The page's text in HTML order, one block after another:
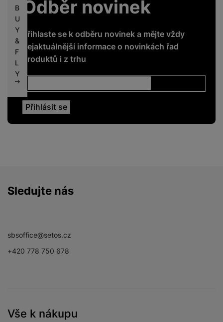
B
U
Y
&
F
L
Y
Odběr novinek
Přihlaste se k odběru novinek a mějte vždy
nejaktuálnější informace o novinkách řad
produktů i z trhu
Sledujte nás
sbsoffice@setos.cz
+420 778 750 678
Vše k nákupu